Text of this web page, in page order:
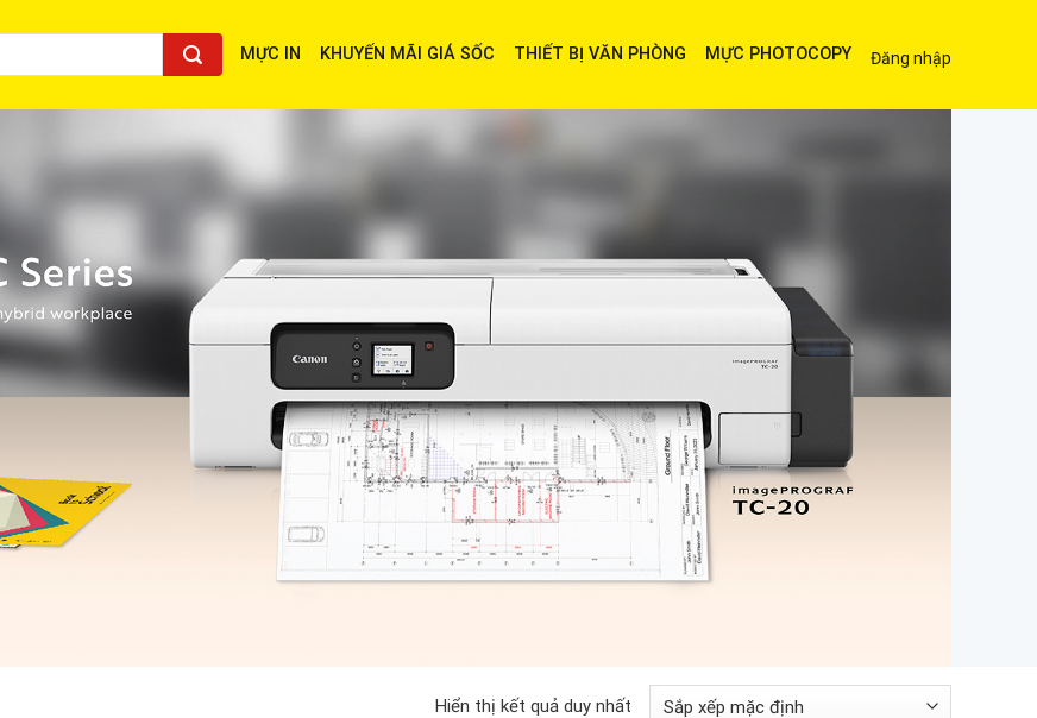
MỰC IN KHUYẾN MÃI GIÁ SỐC THIẾT BỊ VĂN PHÒNG MỰC PHOTOCOPY Đăng nhập
Hiển thị kết quả duy nhất